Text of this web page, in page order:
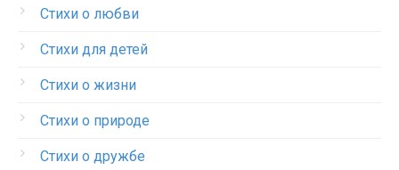
Стихи о любви
Стихи для детей
Стихи о жизни
Стихи о природе
Стихи о дружбе